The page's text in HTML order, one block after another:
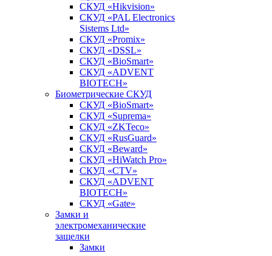
СКУД «Hikvision»
СКУД «PAL Electronics
Sistems Ltd»
СКУД «Promix»
СКУД «DSSL»
СКУД «BioSmart»
СКУД «ADVENT
BIOTECH»
Биометрические СКУД
СКУД «BioSmart»
СКУД «Suprema»
СКУД «ZKTeco»
СКУД «RusGuard»
СКУД «Beward»
СКУД «HiWatch Pro»
СКУД «CTV»
СКУД «ADVENT
BIOTECH»
СКУД «Gate»
Замки и
электромеханические
защелки
Замки